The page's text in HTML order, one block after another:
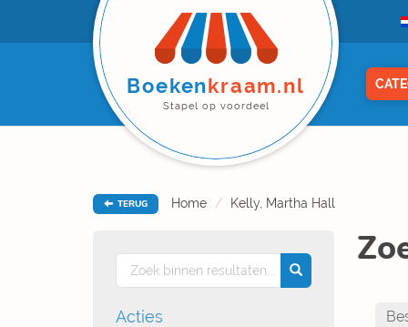
Boekenkraam.nl
Stapel op voordeel
TERUG Home Kelly, Martha Hall
Acties